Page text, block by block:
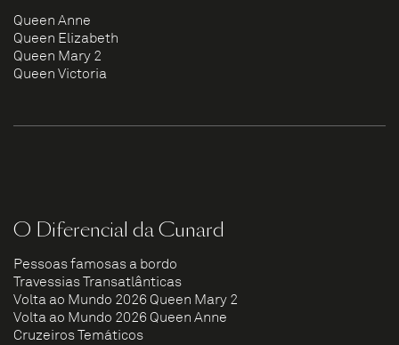
Queen Anne
Queen Elizabeth
Queen Mary 2
Queen Victoria
O Diferencial da Cunard
Pessoas famosas a bordo
Travessias Transatlânticas
Volta ao Mundo 2026 Queen Mary 2
Volta ao Mundo 2026 Queen Anne
Cruzeiros Temáticos